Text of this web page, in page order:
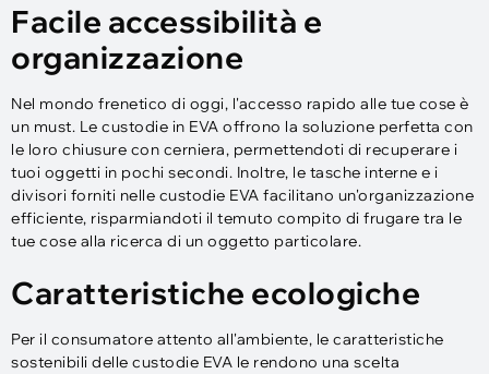
Facile accessibilità e
organizzazione
Nel mondo frenetico di oggi, l'accesso rapido alle tue cose è
un must. Le custodie in EVA offrono la soluzione perfetta con
le loro chiusure con cerniera, permettendoti di recuperare i
tuoi oggetti in pochi secondi. Inoltre, le tasche interne e i
divisori forniti nelle custodie EVA facilitano un'organizzazione
efficiente, risparmiandoti il ​​temuto compito di frugare tra le
tue cose alla ricerca di un oggetto particolare.
Caratteristiche ecologiche
Per il consumatore attento all'ambiente, le caratteristiche
sostenibili delle custodie EVA le rendono una scelta